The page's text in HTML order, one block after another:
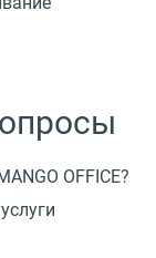
OFFICE?